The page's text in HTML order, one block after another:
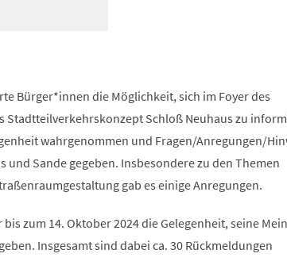
Bürger*innen die Möglichkeit, sich im Foyer des
Stadtteilverkehrskonzept Schloß Neuhaus zu
wahrgenommen und Fragen/Anregungen/
und Sande gegeben. Insbesondere zu den Themen
gab es einige Anregungen.
zum 14. Oktober 2024 die Gelegenheit, seine
Insgesamt sind dabei ca. 30 Rückmeldungen